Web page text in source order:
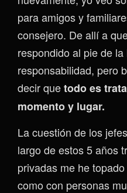
para amigos y
consejero. De allí a
respondido al pie de
responsabilidad, pero
decir quetodo es
momento y lugar.
La cuestión de los
largo de estos 5 años
privadas me he
como con personas